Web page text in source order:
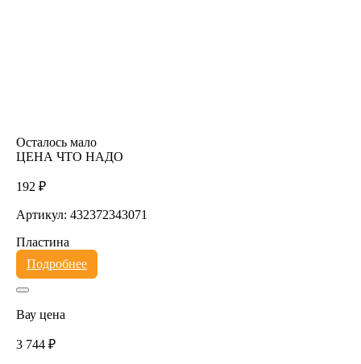
Осталось мало
ЦЕНА ЧТО НАДО
192 ₽
Артикул: 432372343071
Пластина
Подробнее
Вау цена
3 744 ₽